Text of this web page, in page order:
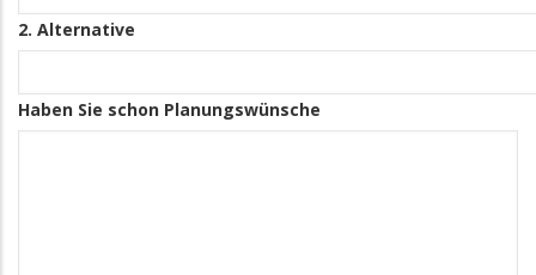
2. Alternative
Haben Sie schon Planungswünsche